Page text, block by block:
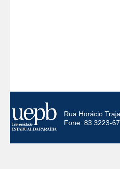
Rua Horácio
Fone: 83 3223-